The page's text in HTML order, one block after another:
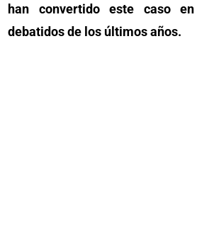
han convertido este caso
debatidos de los últimos años.